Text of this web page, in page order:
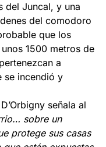
del Juncal, y una
del como­doro
que los
1500 metros de
a
se incendió y
señala al
sobre un
pro­tege sus casas